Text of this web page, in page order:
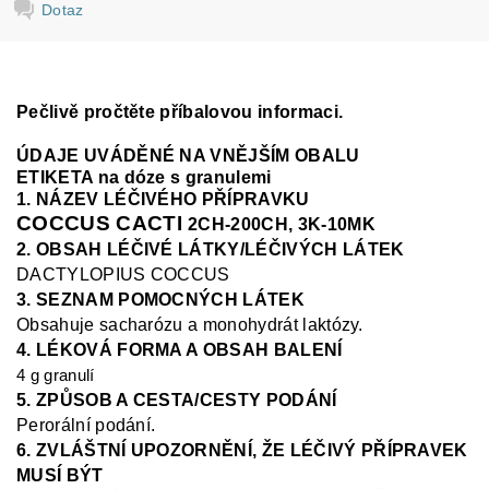
Dotaz
Pečlivě pročtěte příbalovou informaci.
ÚDAJE UVÁDĚNÉ NA VNĚJŠÍM OBALU
ETIKETA na dóze s granulemi
1. NÁZEV LÉČIVÉHO PŘÍPRAVKU
COCCUS CACTI2CH-200CH, 3K-10MK
2. OBSAH LÉČIVÉ LÁTKY/LÉČIVÝCH LÁTEK
DACTYLOPIUS COCCUS
3. SEZNAM POMOCNÝCH LÁTEK
Obsahuje sacharózu a monohydrát laktózy.
4. LÉKOVÁ FORMA A OBSAH BALENÍ
4 g granulí
5. ZPŮSOB A CESTA/CESTY PODÁNÍ
Perorální podání.
6. ZVLÁŠTNÍ UPOZORNĚNÍ, ŽE LÉČIVÝ PŘÍPRAVEK
MUSÍ BÝT